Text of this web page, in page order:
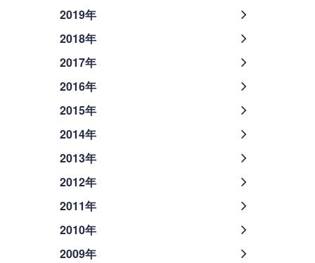
2019年
2018年
2017年
2016年
2015年
2014年
2013年
2012年
2011年
2010年
2009年